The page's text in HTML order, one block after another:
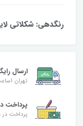
رنگدهی: شکلاتی
ارسال
تهران 1ساعت و شهرستان 1روز
پرداخت
پرداخت در